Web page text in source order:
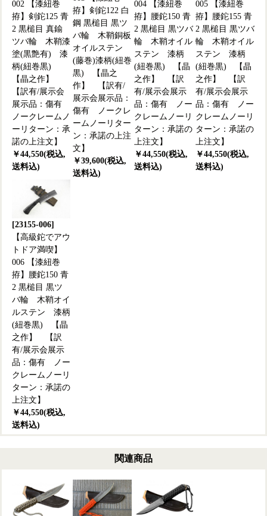
002 【漆紐巻
拵】剣鉈125 青
2 黒槌目 真鍮
ツバ輪 木鞘漆
塗(黒艶有) 漆
柄(紐巻黒)
【晶之作】
【訳有/展示会
展示品：傷有
ノークレームノ
ーリターン：承
諾の上注文】
￥44,550(税込,
送料込)
拵】剣鉈122 白
鋼 黒槌目 黒ツ
バ輪 木鞘銅板
オイルステン
(藤巻)漆柄(紐巻
黒) 【晶之
作】 【訳有/
展示会展示品：
傷有 ノークレ
ームノーリター
ン：承諾の上注
文】
￥39,600(税込,
送料込)
004 【漆紐巻
拵】腰鉈150 青
2 黒槌目 黒ツバ
輪 木鞘オイル
ステン 漆柄
(紐巻黒) 【晶
之作】 【訳
有/展示会展示
品：傷有 ノー
クレームノーリ
ターン：承諾の
上注文】
￥44,550(税込,
送料込)
005 【漆紐巻
拵】腰鉈155 青
2 黒槌目 黒ツバ
輪 木鞘オイル
ステン 漆柄
(紐巻黒) 【晶
之作】 【訳
有/展示会展示
品：傷有 ノー
クレームノーリ
ターン：承諾の
上注文】
￥44,550(税込,
送料込)
[23155-006]
【高級鉈でアウ
トドア満喫】
006 【漆紐巻
拵】腰鉈150 青
2 黒槌目 黒ツ
バ輪 木鞘オイ
ルステン 漆柄
(紐巻黒) 【晶
之作】 【訳
有/展示会展示
品：傷有 ノー
クレームノーリ
ターン：承諾の
上注文】
￥44,550(税込,
送料込)
関連商品